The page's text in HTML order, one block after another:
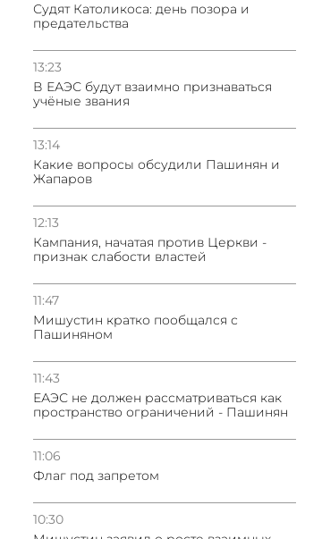
Судят Католикоса: день позора и
предательства
13:23
В ЕАЭС будут взаимно признаваться
учёные звания
13:14
Какие вопросы обсудили Пашинян и
Жапаров
12:13
Кампания, начатая против Церкви -
признак слабости властей
11:47
Мишустин кратко пообщался с
Пашиняном
11:43
ЕАЭС не должен рассматриваться как
пространство ограничений - Пашинян
11:06
Флаг под запретом
10:30